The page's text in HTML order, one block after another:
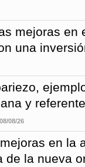
mejoras en
una
y
08/08/26
en la
la nueva